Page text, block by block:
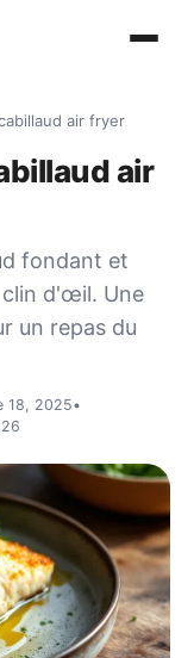
air fryer
air
fondant et
clin d'œil. Une
un repas du
18, 2025•